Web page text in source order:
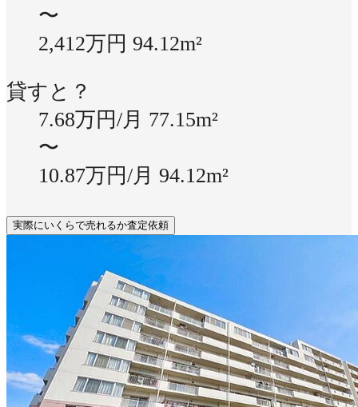
〜
2,412万円 94.12m²
貸すと？
7.68万円/月 77.15m²
〜
10.87万円/月 94.12m²
実際にいくらで売れるか査定依頼